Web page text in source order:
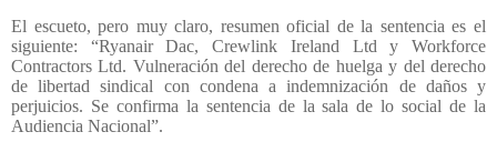
El escueto, pero muy claro, resumen oficial de la sentencia es el
siguiente: “Ryanair Dac, Crewlink Ireland Ltd y Workforce
Contractors Ltd. Vulneración del derecho de huelga y del derecho
de libertad sindical con condena a indemnización de daños y
perjuicios. Se confirma la sentencia de la sala de lo social de la
Audiencia Nacional”.